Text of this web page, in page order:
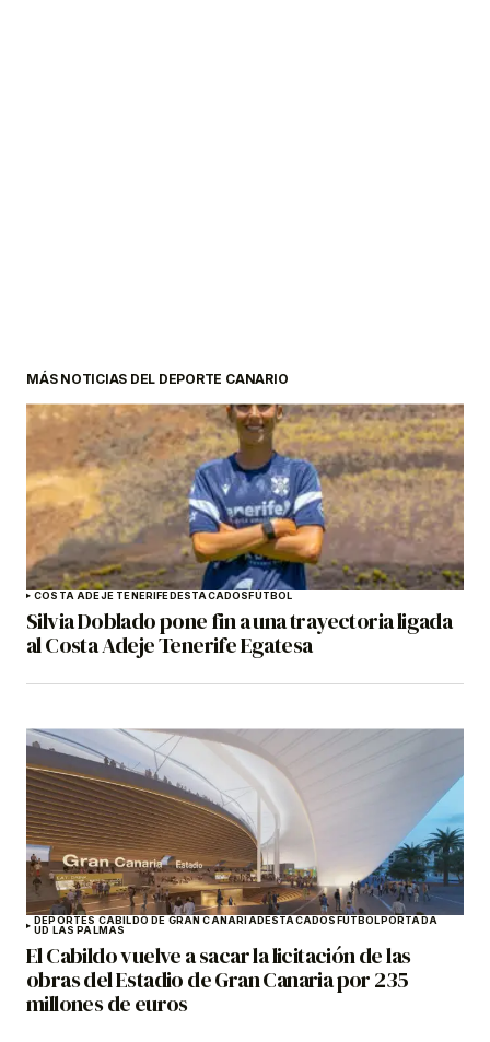
MÁS NOTICIAS DEL DEPORTE CANARIO
COSTA ADEJE TENERIFE DESTACADOS FÚTBOL
Silvia Doblado pone fin a una trayectoria ligada
al Costa Adeje Tenerife Egatesa
DEPORTES CABILDO DE GRAN CANARIADESTACADOS FÚTBOL PORTADA
UD LAS PALMAS
El Cabildo vuelve a sacar la licitación de las
obras del Estadio de Gran Canaria por 235
millones de euros